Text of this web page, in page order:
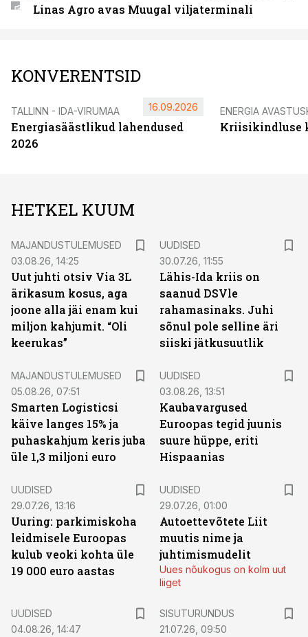
Linas Agro avas Muugal viljaterminali
KONVERENTSID
TALLINN - IDA-VIRUMAA
Energiasäästlikud lahendused
2026
16.09.2026 ENERGIA
Kriisikindluse
HETKEL KUUM
MAJANDUSTULEMUSED
03.08.26, 14:25
Uut juhti otsiv Via 3L
ärikasum kosus, aga
joone alla jäi enam kui
miljon kahjumit. “Oli
keerukas”
UUDISED
30.07.26, 11:55
Lähis-Ida kriis on
saanud DSVle
rahamasinaks. Juhi
sõnul pole selline äri
siiski jätkusuutlik
MAJANDUSTULEMUSED
05.08.26, 07:51
Smarten Logisticsi
käive langes 15% ja
puhaskahjum keris juba
üle 1,3 miljoni euro
UUDISED
03.08.26, 13:51
Kaubavargused
Euroopas tegid juunis
suure hüppe, eriti
Hispaanias
UUDISED
29.07.26, 13:16
Uuring: parkimiskoha
leidmisele Euroopas
kulub veoki kohta üle
19 000 euro aastas
UUDISED
29.07.26, 01:00
Autoettevõtete Liit
muutis nime ja
juhtimismudelit
Uues nõukogus on kolm uut
liiget
UUDISED
04.08.26, 14:47
SISUTURUNDUS
21.07.26, 09:50